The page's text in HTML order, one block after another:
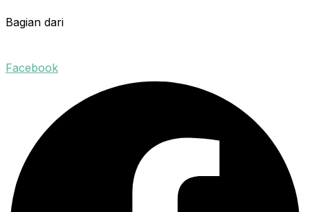
Bagian dari
Facebook